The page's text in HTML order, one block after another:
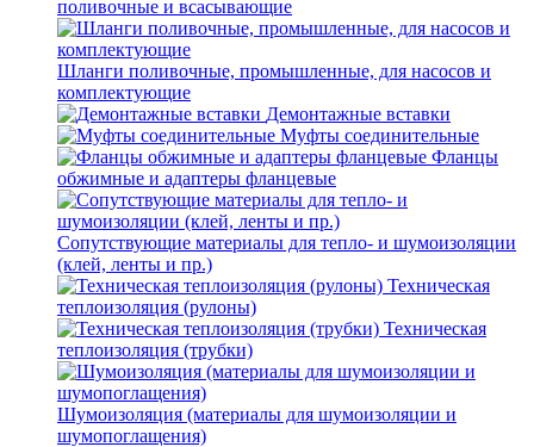
поливочные и всасывающие
Шланги поливочные, промышленные, для насосов и
комплектующие
Демонтажные вставки
Муфты соединительные
Фланцы
обжимные и адаптеры фланцевые
Сопутствующие материалы для тепло- и шумоизоляции
(клей, ленты и пр.)
Техническая
теплоизоляция (рулоны)
Техническая
теплоизоляция (трубки)
Шумоизоляция (материалы для шумоизоляции и
шумопоглащения)